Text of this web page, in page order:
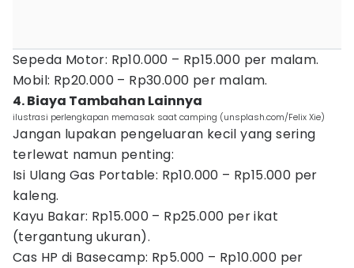
Sepeda Motor: Rp10.000 – Rp15.000 per malam.
Mobil: Rp20.000 – Rp30.000 per malam.
4. Biaya Tambahan Lainnya
ilustrasi perlengkapan memasak saat camping (unsplash.com/Felix Xie)
Jangan lupakan pengeluaran kecil yang sering
terlewat namun penting:
Isi Ulang Gas Portable: Rp10.000 – Rp15.000 per
kaleng.
Kayu Bakar: Rp15.000 – Rp25.000 per ikat
(tergantung ukuran).
Cas HP di Basecamp: Rp5.000 – Rp10.000 per